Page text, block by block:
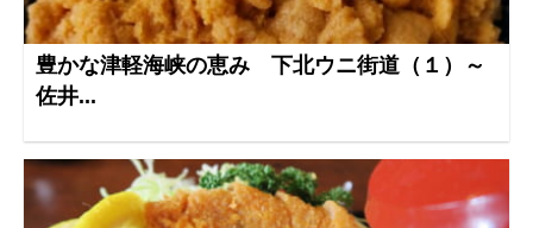
豊かな津軽海峡の恵み 下北ウニ街道（１）～
佐井...